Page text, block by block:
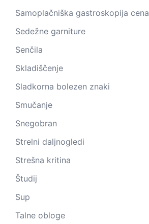
Samoplačniška gastroskopija cena
Sedežne garniture
Senčila
Skladiščenje
Sladkorna bolezen znaki
Smučanje
Snegobran
Strelni daljnogledi
Strešna kritina
Študij
Sup
Talne obloge